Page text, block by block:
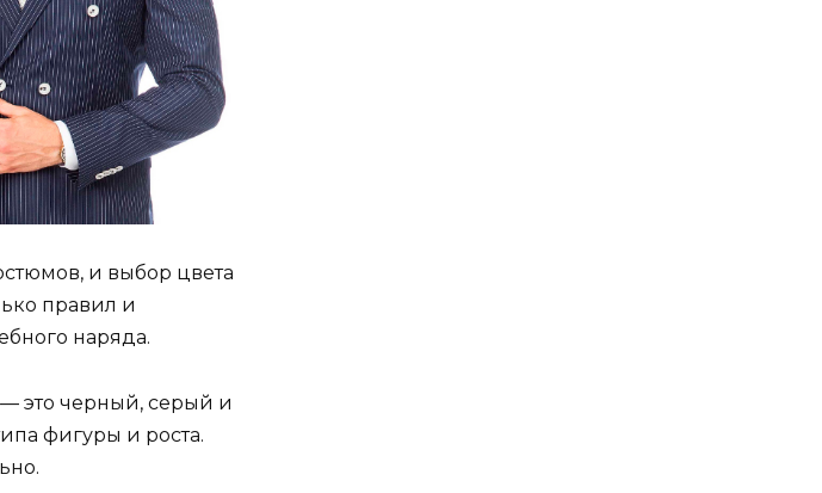
и выбор цвета
правил и
наряда.
это черный, серый и
фигуры и роста.